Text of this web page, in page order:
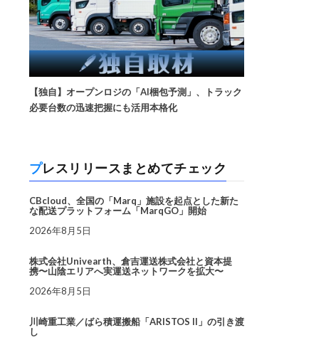
【独自】オープンロジの「AI梱包予測」、トラック
必要台数の迅速把握にも活用本格化
プレスリリースまとめてチェック
CBcloud、全国の「Marq」施設を起点とした新た
な配送プラットフォーム「MarqGO」開始
2026年8月5日
株式会社Univearth、倉吉運送株式会社と資本提
携〜山陰エリアへ実運送ネットワークを拡大〜
2026年8月5日
川崎重工業／ばら積運搬船「ARISTOS II」の引き渡
し